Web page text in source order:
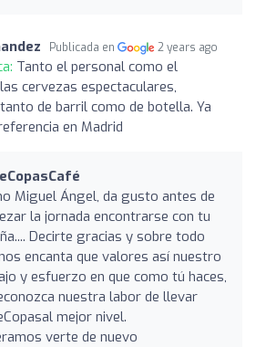
Publicada en 2 years ago
Tanto el personal como el
cervezas espectaculares,
de barril como de botella. Ya
en Madrid
Miguel Ángel, da gusto antes de
la jornada encontrarse con tu
Decirte gracias y sobre todo
encanta que valores así nuestro
y esfuerzo en que como tú haces,
nuestra labor de llevar
mejor nivel.
verte de nuevo